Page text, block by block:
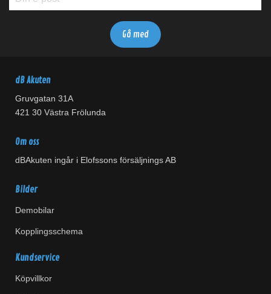
dB Akuten
Gruvgatan 31A
421 30 Västra Frölunda
Om oss
dBAkuten ingår i Elofssons försäljnings AB
Bilder
Demobilar
Kopplingsschema
Kundservice
Köpvillkor